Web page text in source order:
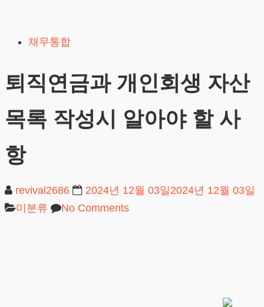
content
채무통합
퇴직연금과 개인회생 자산
목록 작성시 알아야 할 사
항
revival2686 2024년 12월 03일 2024년 12월 03일
미분류
No Comments